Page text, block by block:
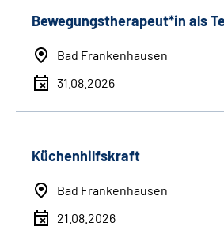
Bewegungstherapeut*in als
Bad Frankenhausen
31.08.2026
Küchenhilfskraft
Bad Frankenhausen
21.08.2026